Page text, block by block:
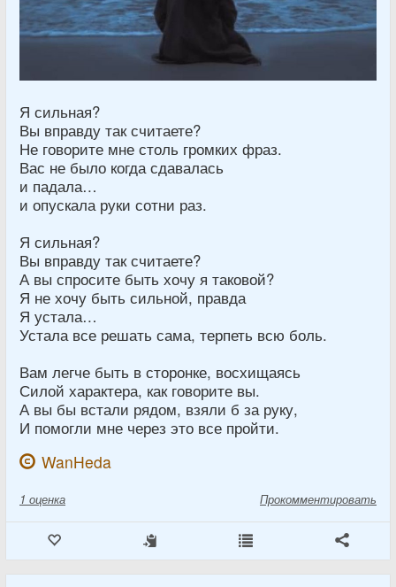
Я сильная?
Вы вправду так считаете?
Не говорите мне столь громких фраз.
Вас не было когда сдавалась
и падала…
и опускала руки сотни раз.
Я сильная?
Вы вправду так считаете?
А вы спросите быть хочу я таковой?
Я не хочу быть сильной, правда
Я устала…
Устала все решать сама, терпеть всю боль.
Вам легче быть в сторонке, восхищаясь
Силой характера, как говорите вы.
А вы бы встали рядом, взяли б за руку,
И помогли мне через это все пройти.
WanHeda
1 оценка Прокомментировать